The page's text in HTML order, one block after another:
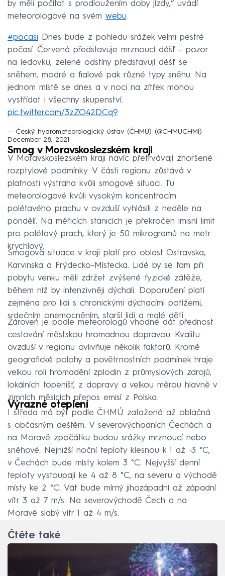
by měli počítat s prodloužením doby jízdy,“ uvádí
meteorologové na svém webu.
#pocasi Dnes bude z pohledu srážek velmi pestré
počasí. Červená představuje mrznoucí déšť - pozor
na ledovku, zelené odstíny představují déšť se
sněhem, modré a fialové pak různé typy sněhu. Na
jednom místě se dnes a v noci na zítřek mohou
vystřídat i všechny skupenství.
pic.twitter.com/3zZO42DCq9
— Český hydrometeorologický ústav (ČHMÚ) (@CHMUCHMI)
December 28, 2021
Smog v Moravskoslezském kraji
V Moravskoslezském kraji navíc přetrvávají zhoršené
rozptylové podmínky. V části regionu zůstává v
platnosti výstraha kvůli smogové situaci. Tu
meteorologové kvůli vysokým koncentracím
polétavého prachu v ovzduší vyhlásili z neděle na
pondělí. Na měřicích stanicích je překročen imisní limit
pro polétavý prach, který je 50 mikrogramů na metr
krychlový.
Smogová situace v kraji platí pro oblast Ostravska,
Karvinska a Frýdecko-Místecka. Lidé by se tam při
pobytu venku měli zdržet zvýšené fyzické zátěže,
během níž by intenzivněji dýchali. Doporučení platí
zejména pro lidi s chronickými dýchacími potížemi,
srdečním onemocněním, starší lidi a malé děti.
Zároveň je podle meteorologů vhodné dát přednost
cestování městskou hromadnou dopravou. Kvalitu
ovzduší v regionu ovlivňuje několik faktorů. Kromě
geografické polohy a povětrnostních podmínek hraje
velkou roli hromadění zplodin z průmyslových zdrojů,
lokálních topenišť, z dopravy a velkou měrou hlavně v
zimních měsících přenos emisí z Polska.
Výrazné oteplení
I středa má být podle ČHMÚ zatažená až oblačná
s občasným deštěm. V severovýchodních Čechách a
na Moravě zpočátku budou srážky mrznoucí nebo
sněhové. Nejnižší noční teploty klesnou k 1 až −3 °C,
v Čechách bude místy kolem 3 °C. Nejvyšší denní
teploty vystoupají ke 4 až 8 °C, na severu a východě
místy ke 2 °C. Vát bude mírný jihozápadní až západní
vítr 3 až 7 m/s. Na severovýchodě Čech a na
Moravě slabý vítr 1 až 4 m/s.
Čtěte také